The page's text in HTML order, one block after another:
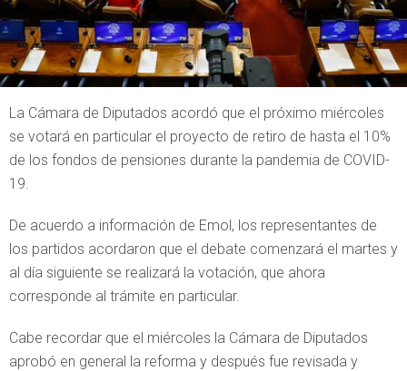
La Cámara de Diputados acordó que el próximo miércoles
se votará en particular el proyecto de retiro de hasta el 10%
de los fondos de pensiones durante la pandemia de COVID-
19.
De acuerdo a información de Emol, los representantes de
los partidos acordaron que el debate comenzará el martes y
al día siguiente se realizará la votación, que ahora
corresponde al trámite en particular.
Cabe recordar que el miércoles la Cámara de Diputados
aprobó en general la reforma y después fue revisada y